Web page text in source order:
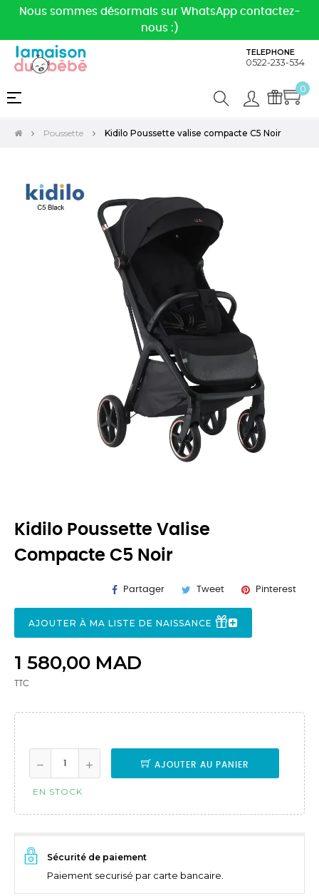
Nous sommes désormais sur WhatsApp contactez-
nous :)
TELEPHONE
0522-233-534
0
Basculer
navigation
☰
Poussette Kidilo Poussette valise compacte C5 Noir
Kidilo Poussette Valise
Compacte C5 Noir
Partager Tweet Pinterest
AJOUTER À MA LISTE DE NAISSANCE
1 580,00 MAD
TTC
AJOUTER AU PANIER
EN STOCK
Sécurité de paiement
Paiement securisé par carte bancaire.